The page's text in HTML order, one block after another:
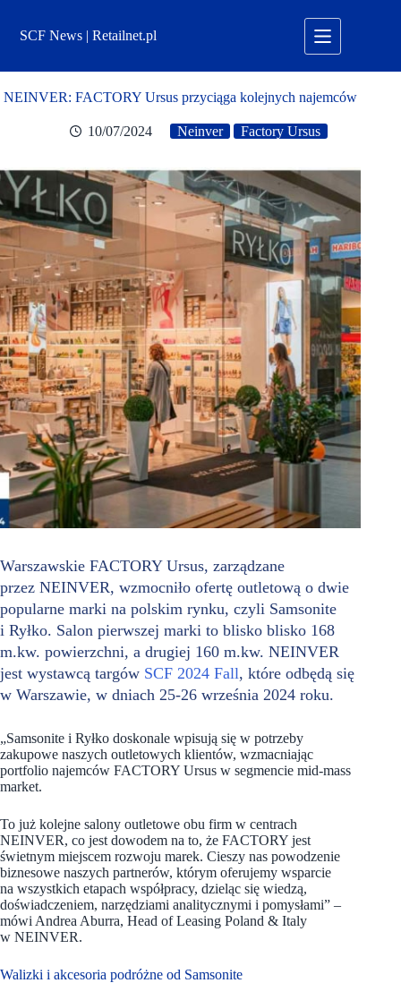
treściSCF News | Retailnet.pl
NEINVER: FACTORY Ursus przyciąga kolejnych najemców
10/07/2024 Neinver Factory Ursus
Warszawskie FACTORY Ursus, zarządzane
przez NEINVER, wzmocniło ofertę outletową o dwie
popularne marki na polskim rynku, czyli Samsonite
i Ryłko. Salon pierwszej marki to blisko blisko 168
m.kw. powierzchni, a drugiej 160 m.kw. NEINVER
jest wystawcą targów SCF 2024 Fall, które odbędą się
w Warszawie, w dniach 25-26 września 2024 roku.
„Samsonite i Ryłko doskonale wpisują się w potrzeby
zakupowe naszych outletowych klientów, wzmacniając
portfolio najemców FACTORY Ursus w segmencie mid-mass
market.
To już kolejne salony outletowe obu firm w centrach
NEINVER, co jest dowodem na to, że FACTORY jest
świetnym miejscem rozwoju marek. Cieszy nas powodzenie
biznesowe naszych partnerów, którym oferujemy wsparcie
na wszystkich etapach współpracy, dzieląc się wiedzą,
doświadczeniem, narzędziami analitycznymi i pomysłami” –
mówi Andrea Aburra, Head of Leasing Poland & Italy
w NEINVER.
Walizki i akcesoria podróżne od Samsonite